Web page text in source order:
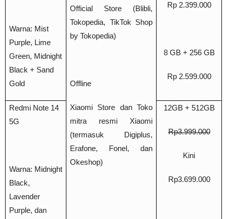
Warna: Mist
Purple, Lime
Green, Midnight
Black + Sand
Gold
Official Store (Blibli,
Tokopedia, TikTok Shop
by Tokopedia)
Offline
Xiaomi Store dan Toko
mitra resmi Xiaomi
(termasuk Digiplus,
Erafone, Fonel, dan
Okeshop)
Rp 2.399.000
8 GB + 256 GB
Rp 2.599.000
Redmi Note 14
5G
Warna: Midnight
Black,
Lavender
Purple, dan
12GB + 512GB
Rp3.999.000
Kini
Rp3.699.000